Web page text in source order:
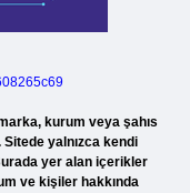
kurum veya şahıs
yalnızca kendi
yer alan içerikler
ve kişiler hakkında